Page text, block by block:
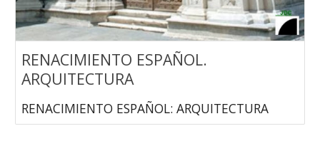
RENACIMIENTO ESPAÑOL.
ARQUITECTURA
RENACIMIENTO ESPAÑOL: ARQUITECTURA